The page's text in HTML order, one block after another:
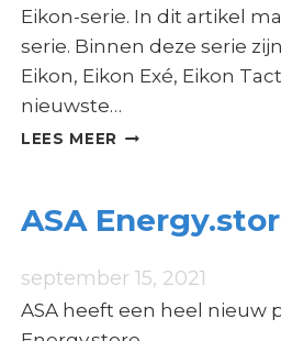
Eikon-serie. In dit artikel
serie. Binnen deze serie
Eikon, Eikon Exé, Eikon
nieuwste…
LEES MEER VIMAR
ASA
september 15, 2021
ASA heeft een heel nieuw